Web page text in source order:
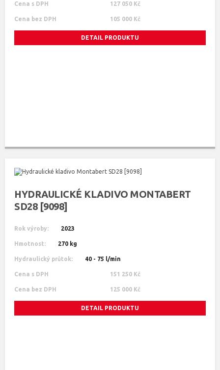
Cena s DPH 127 050 Kč
Cena bez DPH 105 000 Kč
DETAIL PRODUKTU
HYDRAULICKÉ KLADIVO MONTABERT
SD28 [9098]
Rok výroby: 2023
Hmotnost: 270 kg
Hydraulický průtok: 40 - 75 l/min
Cena s DPH 151 250 Kč
Cena bez DPH 125 000 Kč
DETAIL PRODUKTU